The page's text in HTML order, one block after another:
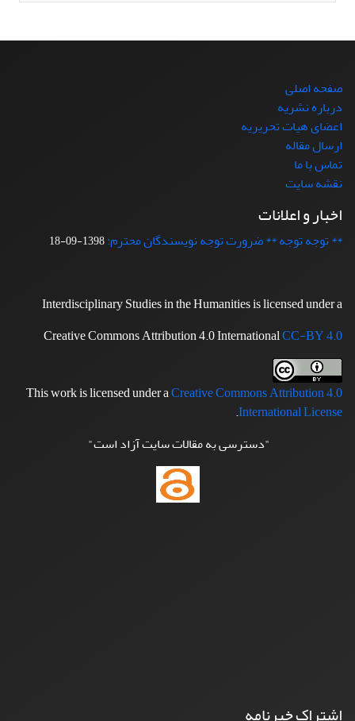
صفحه اصلی
درباره نشریه
اعضای هیات تحریریه
ارسال مقاله
تماس با ما
نقشه سایت
اخبار و اعلانات
** توجه توجه ** ضرورت توجه نویسندگان محترم:1398-09-18
Interdisciplinary Studies in the Humanities is licensed under a
Creative Commons Attribution 4.0 InternationalCC-BY 4.0
This work is licensed under aCreative Commons Attribution 4.0
International License
.
"دسترسی به مقالات سایت آزاد است"